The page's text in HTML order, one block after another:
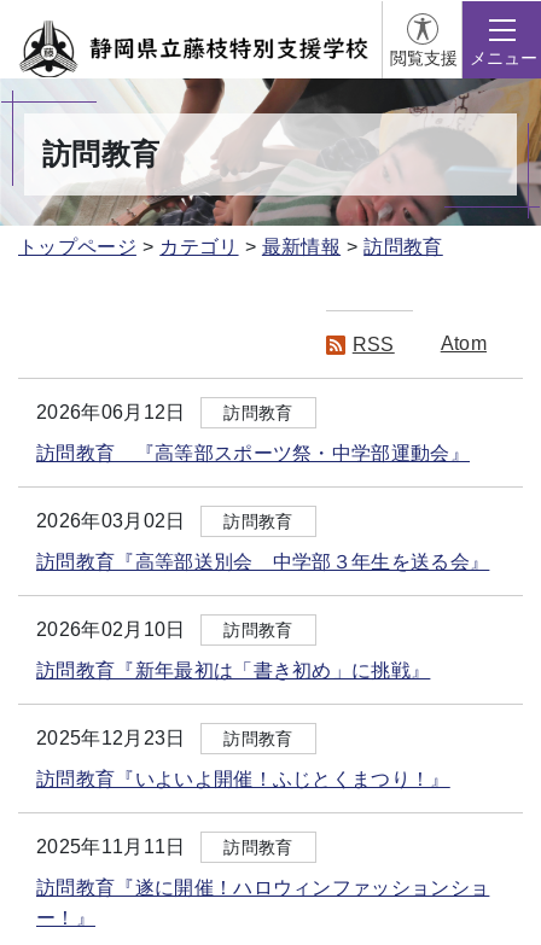
閲覧支援 メニュー
訪問教育
トップページ カテゴリ 最新情報 訪問教育
RSS Atom
2026年06月12日 訪問教育
訪問教育 『高等部スポーツ祭・中学部運動会』
2026年03月02日 訪問教育
訪問教育『高等部送別会 中学部３年生を送る会』
2026年02月10日 訪問教育
訪問教育『新年最初は「書き初め」に挑戦』
2025年12月23日 訪問教育
訪問教育『いよいよ開催！ふじとくまつり！』
2025年11月11日 訪問教育
訪問教育『遂に開催！ハロウィンファッションショ
ー！』